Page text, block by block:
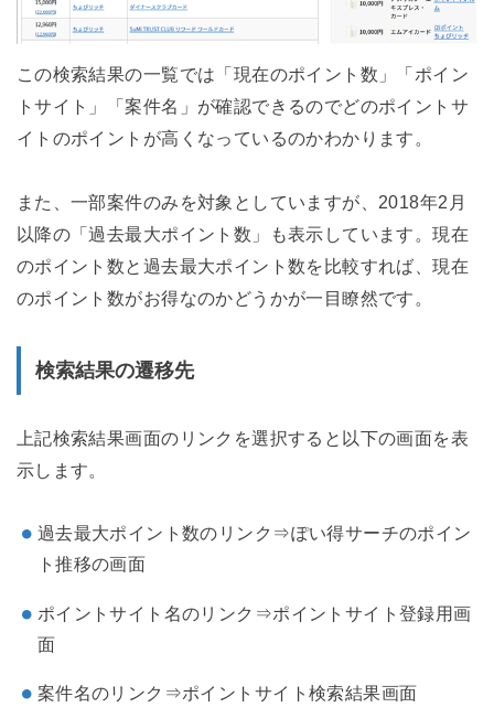
この検索結果の一覧では「現在のポイント数」「ポイン
トサイト」「案件名」が確認できるのでどのポイントサ
イトのポイントが高くなっているのかわかります。
また、一部案件のみを対象としていますが、2018年2月
以降の「過去最大ポイント数」も表示しています。現在
のポイント数と過去最大ポイント数を比較すれば、現在
のポイント数がお得なのかどうかが一目瞭然です。
検索結果の遷移先
上記検索結果画面のリンクを選択すると以下の画面を表
示します。
過去最大ポイント数のリンク⇒ぽい得サーチのポイン
ト推移の画面
ポイントサイト名のリンク⇒ポイントサイト登録用画
面
案件名のリンク⇒ポイントサイト検索結果画面